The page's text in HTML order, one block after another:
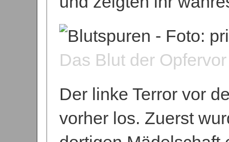
Das Blut der
Der linke Terror vor
vorher los. Zuerst